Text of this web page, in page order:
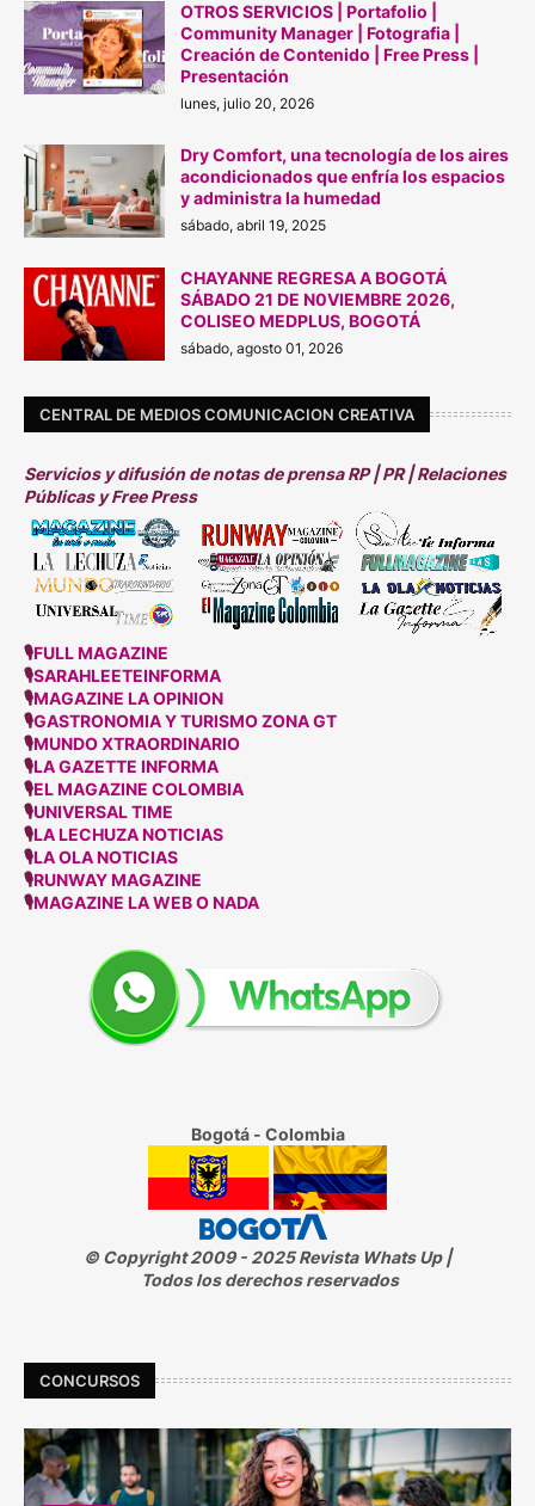
OTROS SERVICIOS | Portafolio |
Community Manager | Fotografia |
Creación de Contenido | Free Press |
Presentación
lunes, julio 20, 2026
Dry Comfort, una tecnología de los aires
acondicionados que enfría los espacios
y administra la humedad
sábado, abril 19, 2025
CHAYANNE REGRESA A BOGOTÁ
SÁBADO 21 DE N0VIEMBRE 2026,
COLISEO MEDPLUS, BOGOTÁ
sábado, agosto 01, 2026
CENTRAL DE MEDIOS COMUNICACION CREATIVA
Servicios y difusión de notas de prensa RP | PR | Relaciones
Públicas y Free Press
🎙FULL MAGAZINE
🎙SARAHLEETEINFORMA
🎙MAGAZINE LA OPINION
🎙GASTRONOMIA Y TURISMO ZONA GT
🎙MUNDO XTRAORDINARIO
🎙LA GAZETTE INFORMA
🎙EL MAGAZINE COLOMBIA
🎙UNIVERSAL TIME
🎙LA LECHUZA NOTICIAS
🎙LA OLA NOTICIAS
🎙RUNWAY MAGAZINE
🎙MAGAZINE LA WEB O NADA
Bogotá - Colombia
© Copyright 2009 - 2025 Revista Whats Up |
Todos los derechos reservados
CONCURSOS